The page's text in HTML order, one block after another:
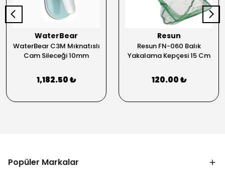
WaterBear
WaterBear C3M Mıknatıslı
Cam Sileceği 10mm
1,182.50 ₺
Resun
Resun FN-060 Balık
Yakalama Kepçesi 15 Cm
120.00 ₺
Popüler Markalar